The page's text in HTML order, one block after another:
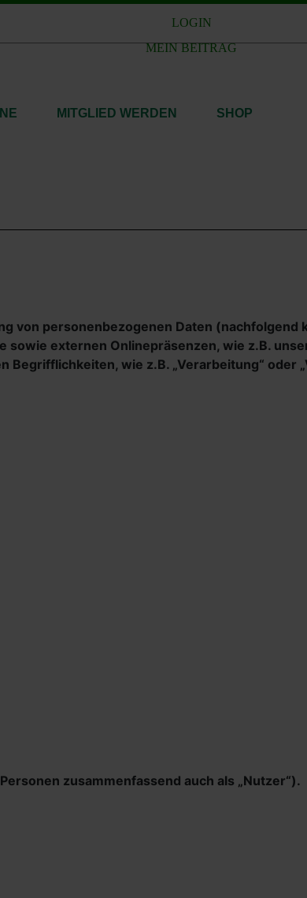
LOGIN
MEIN BEITRAG
MITGLIED WERDEN SHOP
von personenbezogenen Daten (nachfolgend
externen Onlinepräsenzen, wie z.B.
Begrifflichkeiten, wie z.B. „Verarbeitung“ oder
zusammenfassend auch als „Nutzer“).